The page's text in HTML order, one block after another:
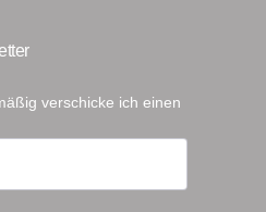
verschicke ich einen